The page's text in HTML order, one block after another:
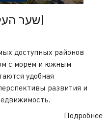
Шаар ха-Алия (שער העלייה)
доступных районов
с морем и южным
удобная
развития и
Подробнее